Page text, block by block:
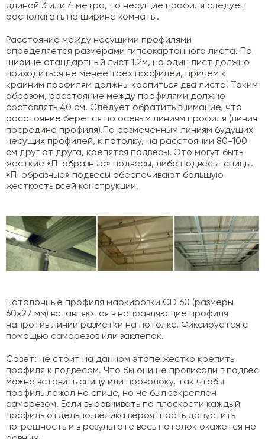
длиной 3 или 4 метра, то несущие профиля следует
располагать по ширине комнаты.
Расстояние между несущими профилями
определяется размерами гипсокартонного листа. По
ширине стандартный лист 1,2м, на один лист должно
приходиться не менее трех профилей, причем к
крайним профилям должны крепиться два листа. Таким
образом, расстояние между профилями должно
составлять 40 см. Следует обратить внимание, что
расстояние берется по осевым линиям профиля (линия
посредине профиля).По размеченным линиям будущих
несущих профилей, к потолку, на расстоянии 80-100
см друг от друга, крепятся подвесы. Это могут быть
жесткие «П-образные» подвесы, либо подвесы-спицы.
«П-образные» подвесы обеспечивают большую
жесткость всей конструкции.
Потолочные профиля маркировки CD 60 (размеры
60х27 мм) вставляются в направляющие профиля
напротив линий разметки на потолке. Фиксируется с
помощью саморезов или заклепок.
Совет: не стоит на данном этапе жестко крепить
профиля к подвесам. Что бы они не провисали в подвес
можно вставить спицу или проволоку, так чтобы
профиль лежал на спице, но не был закреплен
саморезом. Если выравнивать по плоскости каждый
профиль отдельно, велика вероятность допустить
погрешность и в результате весь потолок окажется не